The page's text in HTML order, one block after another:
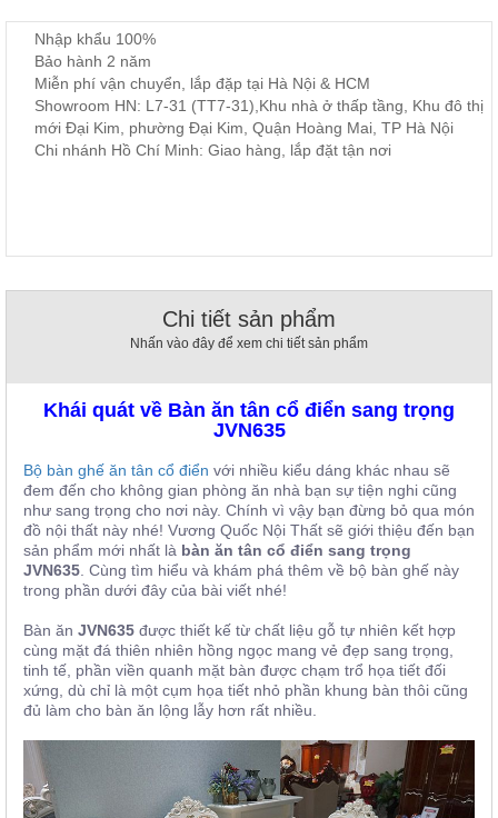
Thất
Thất
Nhập khẩu 100%
Bảo hành 2 năm
Miễn phí vận chuyển, lắp đặp tại Hà Nội & HCM
Showroom HN: L7-31 (TT7-31),Khu nhà ở thấp tầng, Khu đô thị
mới Đại Kim, phường Đại Kim, Quận Hoàng Mai, TP Hà Nội
Chi nhánh Hồ Chí Minh: Giao hàng, lắp đặt tận nơi
Chi tiết sản phẩm
Nhấn vào đây để xem chi tiết sản phẩm
Khái quát về Bàn ăn tân cổ điển sang trọng
JVN635
Bộ bàn ghế ăn tân cổ điển với nhiều kiểu dáng khác nhau sẽ
đem đến cho không gian phòng ăn nhà bạn sự tiện nghi cũng
như sang trọng cho nơi này. Chính vì vậy bạn đừng bỏ qua món
đồ nội thất này nhé! Vương Quốc Nội Thất sẽ giới thiệu đến bạn
sản phẩm mới nhất là bàn ăn tân cổ điển sang trọng
JVN635 . Cùng tìm hiểu và khám phá thêm về bộ bàn ghế này
trong phần dưới đây của bài viết nhé!
Bàn ăn JVN635 được thiết kế từ chất liệu gỗ tự nhiên kết hợp
cùng mặt đá thiên nhiên hồng ngọc mang vẻ đẹp sang trọng,
tinh tế, phần viền quanh mặt bàn được chạm trổ họa tiết đối
xứng, dù chỉ là một cụm họa tiết nhỏ phần khung bàn thôi cũng
đủ làm cho bàn ăn lộng lẫy hơn rất nhiều.